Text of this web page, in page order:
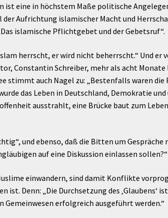
ist eine in höchstem Maße politische
Aufrichtung islamischer Macht und
islamische Pflichtgebet und der Gebetsruf“.
herrscht, er wird nicht beherrscht.“ Und er
Constantin Schreiber, mehr als acht
stimmt auch Nagel zu: „Bestenfalls waren
das Leben in Deutschland, Demokratie
ausstrahlt, eine Brücke baut zum
und ebenso, daß die Bitten um
auf eine Diskussion einlassen sollen?“
einwandern, sind damit Konflikte
ist. Denn: „Die Durchsetzung des
Gemeinwesen erfolgreich ausgeführt werden.“